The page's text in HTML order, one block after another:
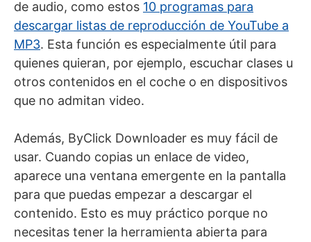
de audio, como estos 10 programas para
descargar listas de reproducción de YouTube a
MP3. Esta función es especialmente útil para
quienes quieran, por ejemplo, escuchar clases u
otros contenidos en el coche o en dispositivos
que no admitan video.
Además, ByClick Downloader es muy fácil de
usar. Cuando copias un enlace de video,
aparece una ventana emergente en la pantalla
para que puedas empezar a descargar el
contenido. Esto es muy práctico porque no
necesitas tener la herramienta abierta para